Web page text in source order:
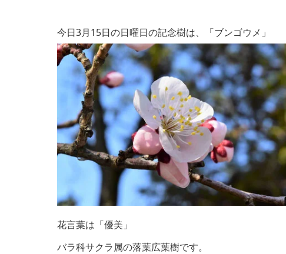
今日3月15日の日曜日の記念樹は、「ブンゴウメ 」
花言葉は「優美」
バラ科サクラ属の落葉広葉樹です。